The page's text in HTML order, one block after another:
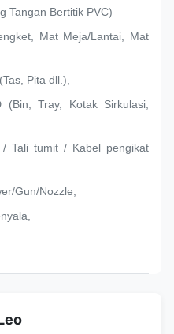
Tangan Bertitik PVC)
Mat Meja/Lantai, Mat
Pita dll.),
(Bin, Tray, Kotak Sirkulasi,
/ Tali tumit / Kabel pengikat
Gun/Nozzle,